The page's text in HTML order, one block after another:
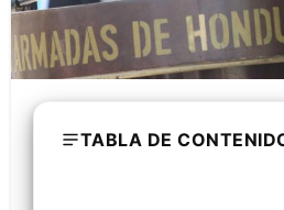
TABLA DE